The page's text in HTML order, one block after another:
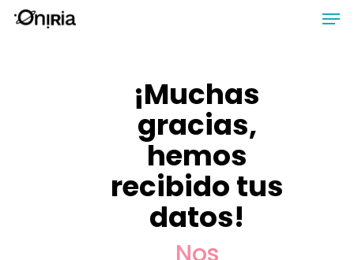
Skip
¡Muchas
gracias,
hemos
recibido tus
datos!